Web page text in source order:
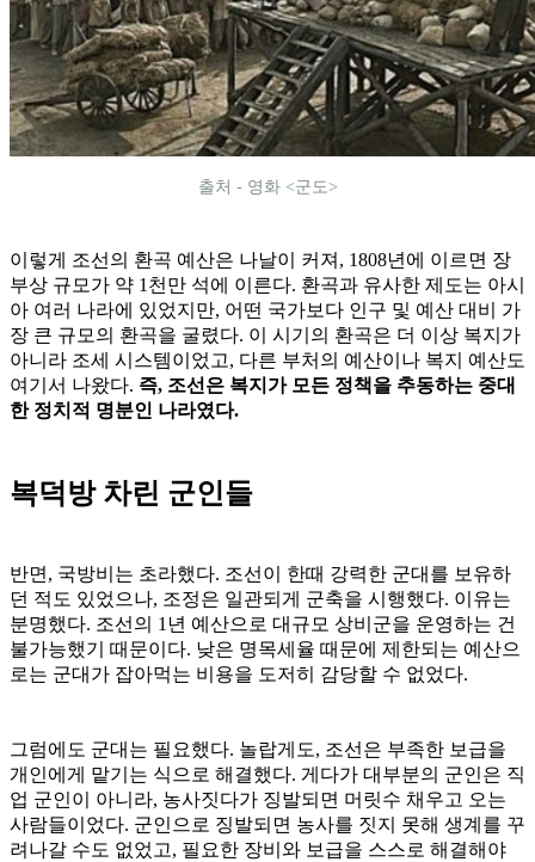
출처 - 영화 <군도>
이렇게 조선의 환곡 예산은 나날이 커져, 1808년에 이르면 장
부상 규모가 약 1천만 석에 이른다. 환곡과 유사한 제도는 아시
아 여러 나라에 있었지만, 어떤 국가보다 인구 및 예산 대비 가
장 큰 규모의 환곡을 굴렸다. 이 시기의 환곡은 더 이상 복지가
아니라 조세 시스템이었고, 다른 부처의 예산이나 복지 예산도
여기서 나왔다. 즉, 조선은 복지가 모든 정책을 추동하는 중대
한 정치적 명분인 나라였다.
복덕방 차린 군인들
반면, 국방비는 초라했다. 조선이 한때 강력한 군대를 보유하
던 적도 있었으나, 조정은 일관되게 군축을 시행했다. 이유는
분명했다. 조선의 1년 예산으로 대규모 상비군을 운영하는 건
불가능했기 때문이다. 낮은 명목세율 때문에 제한되는 예산으
로는 군대가 잡아먹는 비용을 도저히 감당할 수 없었다.
그럼에도 군대는 필요했다. 놀랍게도, 조선은 부족한 보급을
개인에게 맡기는 식으로 해결했다. 게다가 대부분의 군인은 직
업 군인이 아니라, 농사짓다가 징발되면 머릿수 채우고 오는
사람들이었다. 군인으로 징발되면 농사를 짓지 못해 생계를 꾸
려나갈 수도 없었고, 필요한 장비와 보급을 스스로 해결해야